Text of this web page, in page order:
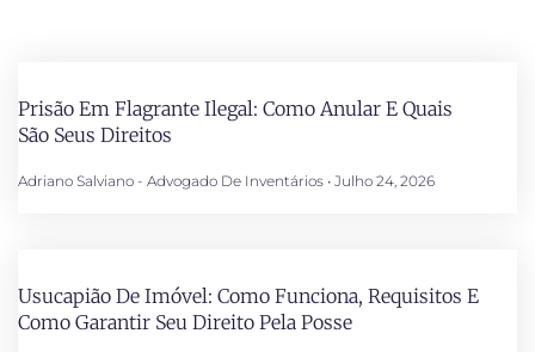
Prisão Em Flagrante Ilegal: Como Anular E Quais
São Seus Direitos
Adriano Salviano - Advogado De Inventários Julho 24, 2026
Usucapião De Imóvel: Como Funciona, Requisitos E
Como Garantir Seu Direito Pela Posse